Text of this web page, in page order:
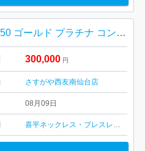
K18 Pt850 ゴールド プラチナ コンビネックレス
300,000 円
さすがや西友南仙台店
08月09日
喜平ネックレス・ブレスレット